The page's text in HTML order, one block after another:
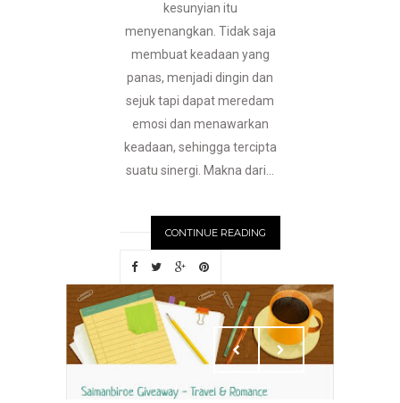
kesunyian itu
menyenangkan. Tidak saja
membuat keadaan yang
panas, menjadi dingin dan
sejuk tapi dapat meredam
emosi dan menawarkan
keadaan, sehingga tercipta
suatu sinergi. Makna dari...
CONTINUE READING